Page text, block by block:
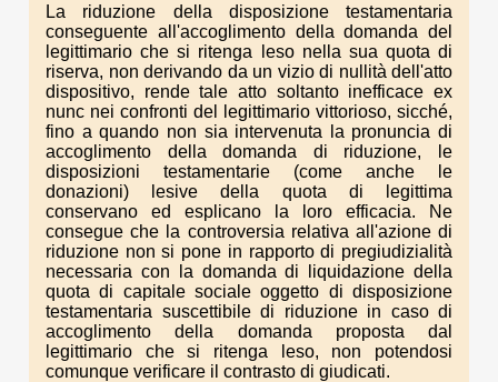
La riduzione della disposizione testamentaria
conseguente all'accoglimento della domanda del
legittimario che si ritenga leso nella sua quota di
riserva, non derivando da un vizio di nullità dell'atto
dispositivo, rende tale atto soltanto inefficace ex
nunc nei confronti del legittimario vittorioso, sicché,
fino a quando non sia intervenuta la pronuncia di
accoglimento della domanda di riduzione, le
disposizioni testamentarie (come anche le
donazioni) lesive della quota di legittima
conservano ed esplicano la loro efficacia. Ne
consegue che la controversia relativa all'azione di
riduzione non si pone in rapporto di pregiudizialità
necessaria con la domanda di liquidazione della
quota di capitale sociale oggetto di disposizione
testamentaria suscettibile di riduzione in caso di
accoglimento della domanda proposta dal
legittimario che si ritenga leso, non potendosi
comunque verificare il contrasto di giudicati.